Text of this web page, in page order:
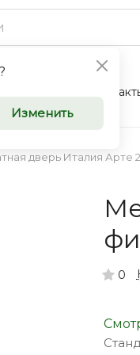
Изменить
дверь Италия Арте
0
и
приглашает к
дизайнеров и